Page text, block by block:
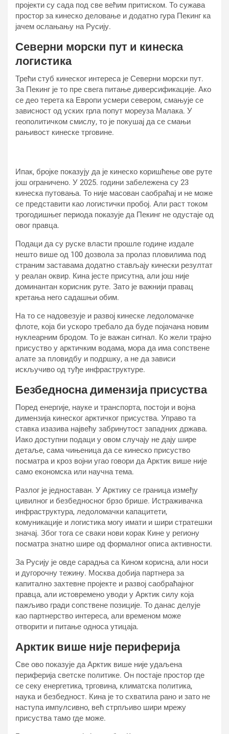
пројекти су сада под све већим притиском. То сужава
простор за кинеско деловање и додатно гура Пекинг ка
јачем ослањању на Русију.
Северни морски пут и кинеска
логистика
Трећи стуб кинеског интереса је Северни морски пут.
За Пекинг је то пре свега питање диверсификације. Ако
се део терета ка Европи усмери севером, смањује се
зависност од уских грла попут мореуза Малака. У
геополитичком смислу, то је покушај да се смањи
рањивост кинеске трговине.
Ипак, бројке показују да је кинеско коришћење ове руте
још ограничено. У 2025. години забележена су 23
кинеска путовања. То није масован саобраћај и не може
се представити као логистички пробој. Али раст током
трогодишњег периода показује да Пекинг не одустаје од
овог правца.
Подаци да су руске власти прошле године издале
нешто више од 100 дозвола за пролаз пловилима под
страним заставама додатно стављају кинески резултат
у реалан оквир. Кина јесте присутна, али још није
доминантан корисник руте. Зато је важнији правац
кретања него садашњи обим.
На то се надовезује и развој кинеске ледоломачке
флоте, која би ускоро требало да буде појачана новим
нуклеарним бродом. То је важан сигнал. Ко жели трајно
присуство у арктичким водама, мора да има сопствене
алате за пловидбу и подршку, а не да зависи
искључиво од туђе инфраструктуре.
Безбедносна димензија присуства
Поред енергије, науке и транспорта, постоји и војна
димензија кинеског арктичког присуства. Управо та
ставка изазива највећу забринутост западних држава.
Иако доступни подаци у овом случају не дају шире
детаље, сама чињеница да се кинеско присуство
посматра и кроз војни угао говори да Арктик више није
само економска или научна тема.
Разлог је једноставан. У Арктику се граница између
цивилног и безбедносног брзо брише. Истраживачка
инфраструктура, ледоломачки капацитети,
комуникације и логистика могу имати и шири стратешки
значај. Због тога се сваки нови корак Кине у региону
посматра знатно шире од формалног описа активности.
За Русију је овде сарадња са Кином корисна, али носи
и дугорочну тежину. Москва добија партнера за
капитално захтевне пројекте и развој саобраћајног
правца, али истовремено уводи у Арктик силу која
пажљиво гради сопствене позиције. То данас делује
као партнерство интереса, али временом може
отворити и питање односа утицаја.
Арктик више није периферија
Све ово показује да Арктик више није удаљена
периферија светске политике. Он постаје простор где
се секу енергетика, трговина, климатска политика,
наука и безбедност. Кина је то схватила рано и зато не
наступа импулсивно, већ стрпљиво шири мрежу
присуства тамо где може.